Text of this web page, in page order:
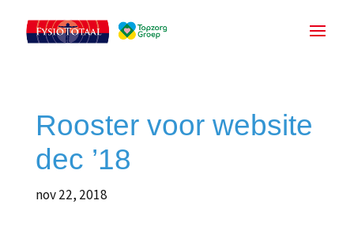
Rooster voor website
dec ’18
nov 22, 2018